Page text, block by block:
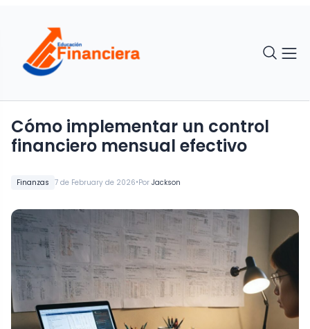
Finanzas 7 de February de 2026•Por Jackson
Cómo implementar un control
financiero mensual efectivo